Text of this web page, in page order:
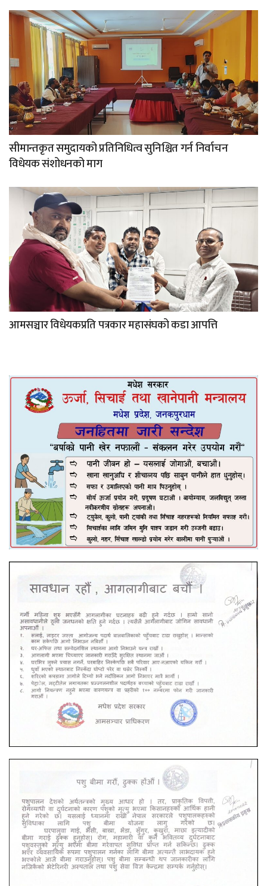
सीमान्तकृत समुदायको प्रतिनिधित्व सुनिश्चित गर्न निर्वाचन
विधेयक संशोधनको माग
आमसञ्चार विधेयकप्रति पत्रकार महासंघको कडा आपत्ति